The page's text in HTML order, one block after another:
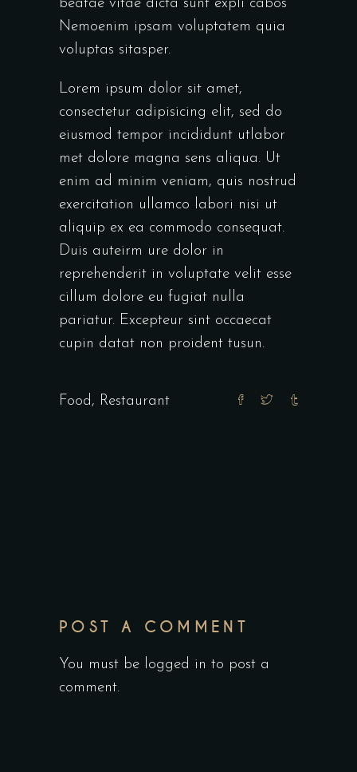
beatae vitae dicta sunt expli cabos
Nemoenim ipsam voluptatem quia
voluptas sitasper.
Lorem ipsum dolor sit amet,
consectetur adipisicing elit, sed do
eiusmod tempor incididunt utlabor
met dolore magna sens aliqua. Ut
enim ad minim veniam, quis nostrud
exercitation ullamco labori nisi ut
aliquip ex ea commodo consequat.
Duis auteirm ure dolor in
reprehenderit in voluptate velit esse
cillum dolore eu fugiat nulla
pariatur. Excepteur sint occaecat
cupin datat non proident tusun.
Food, Restaurant
POST A COMMENT
You must be logged in to post a
comment.